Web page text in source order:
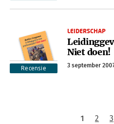
Recensie
LEIDERSCHAP
Niet doen!
3 september
1 2 3